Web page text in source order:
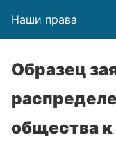
Наши права
Образец
общества